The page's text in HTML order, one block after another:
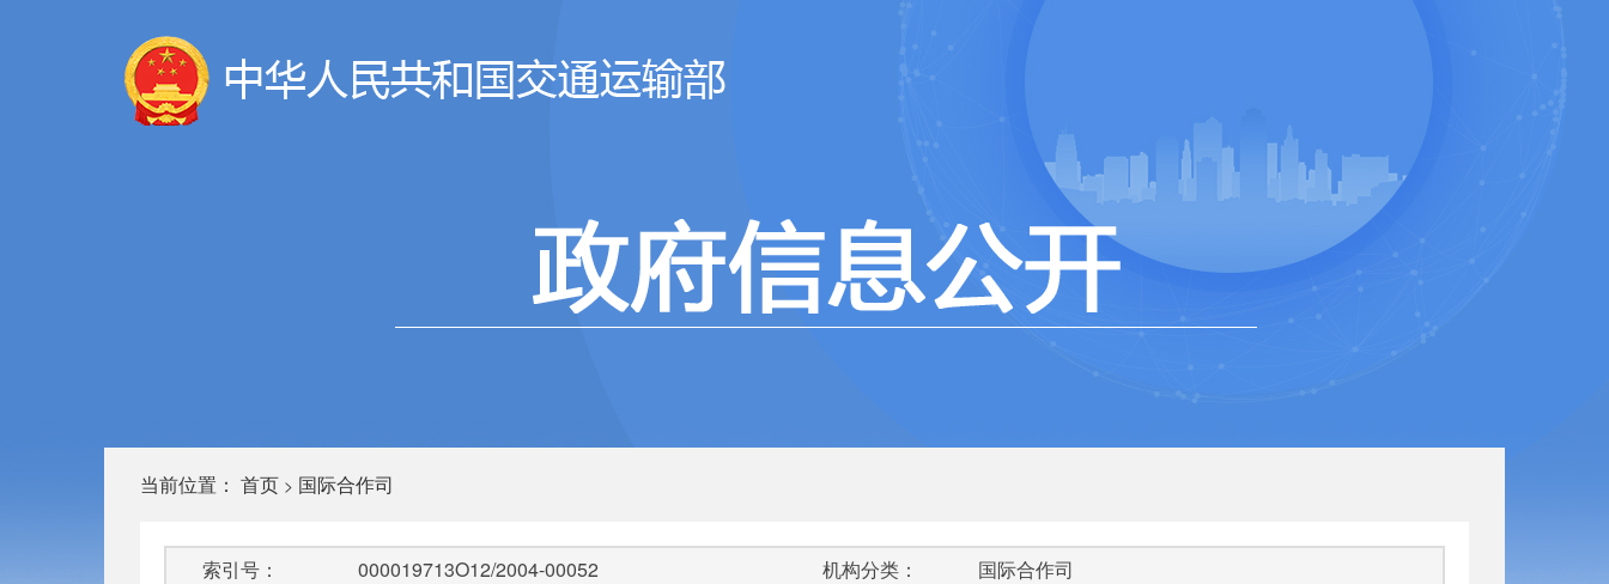
当前位置： 首页 > 国际合作司
索引号：
000019713O12/2004-00052
机构分类：
国际合作司